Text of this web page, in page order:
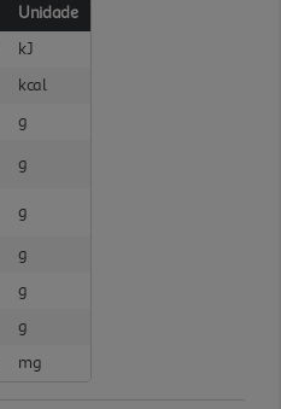
Unidade
kJ
kcal
g
g
g
g
g
g
mg